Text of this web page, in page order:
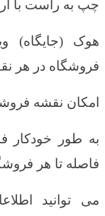
چپ به راست با
هوک (جایگاه)
فروشگاه در هر
امکان نقشه
به طور خودکار
فاصله تا هر
می توانید